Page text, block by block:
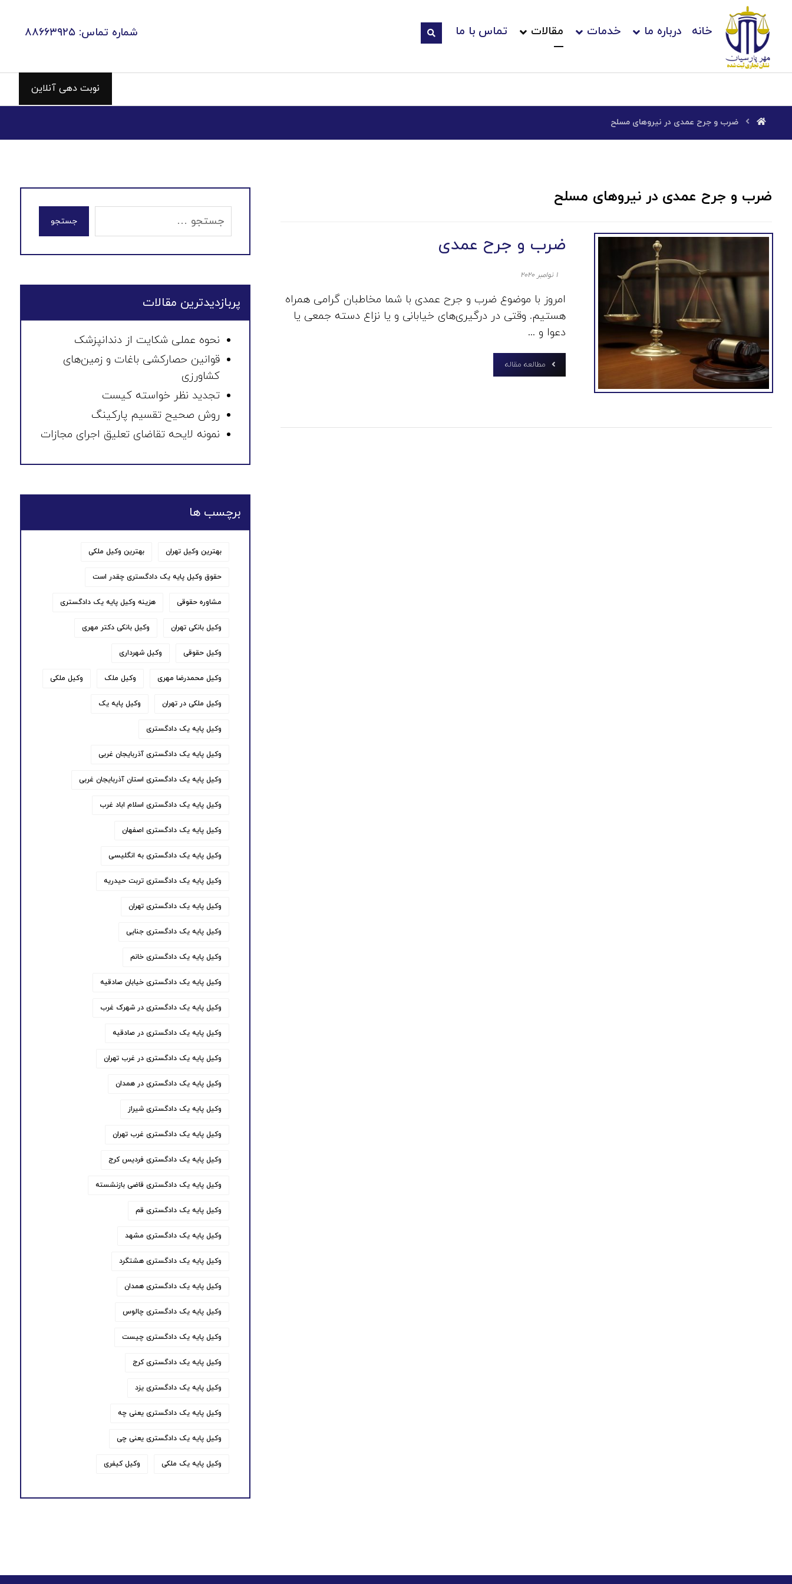
خانه درباره ما خدمات مقالات تماس با ما شماره تماس: ۸۸۶۶۳۹۲۵
نوبت دهی آنلاین
ضرب و جرح عمدی در نیروهای مسلح
ضرب و جرح عمدی در نیروهای مسلح
ضرب و جرح عمدی
۱ نوامبر ۲۰۲۰
امروز با موضوع ضرب و جرح عمدی با شما مخاطبان گرامی همراه
هستیم. وقتی در درگیری‌های خیابانی و یا نزاع دسته جمعی یا
دعوا و ...
مطالعه مقاله
جستجو
پربازدیدترین مقالات
نحوه عملی شکایت از دندانپزشک
قوانین حصارکشی باغات و زمین‌های
کشاورزی
تجدید نظر خواسته کیست
روش صحیح تقسیم پارکینگ
نمونه لایحه تقاضای تعلیق اجرای مجازات
برچسب ها
بهترین وکیل تهران بهترین وکیل ملکی
حقوق وکیل پایه یک دادگستری چقدر است
مشاوره حقوقی هزینه وکیل پایه یک دادگستری
وکیل بانکی تهران وکیل بانکی دکتر مهری
وکیل حقوقی وکیل شهرداری
وکیل محمدرضا مهری وکیل ملک وکیل ملکی
وکیل ملکی در تهران وکیل پایه یک
وکیل پایه یک دادگستری
وکیل پایه یک دادگستری آذربایجان غربی
وکیل پایه یک دادگستری استان آذربایجان غربی
وکیل پایه یک دادگستری اسلام اباد غرب
وکیل پایه یک دادگستری اصفهان
وکیل پایه یک دادگستری به انگلیسی
وکیل پایه یک دادگستری تربت حیدریه
وکیل پایه یک دادگستری تهران
وکیل پایه یک دادگستری جنایی
وکیل پایه یک دادگستری خانم
وکیل پایه یک دادگستری خیابان صادقیه
وکیل پایه یک دادگستری در شهرک غرب
وکیل پایه یک دادگستری در صادقیه
وکیل پایه یک دادگستری در غرب تهران
وکیل پایه یک دادگستری در همدان
وکیل پایه یک دادگستری شیراز
وکیل پایه یک دادگستری غرب تهران
وکیل پایه یک دادگستری فردیس کرج
وکیل پایه یک دادگستری قاضی بازنشسته
وکیل پایه یک دادگستری قم
وکیل پایه یک دادگستری مشهد
وکیل پایه یک دادگستری هشتگرد
وکیل پایه یک دادگستری همدان
وکیل پایه یک دادگستری چالوس
وکیل پایه یک دادگستری چیست
وکیل پایه یک دادگستری کرج
وکیل پایه یک دادگستری یزد
وکیل پایه یک دادگستری یعنی چه
وکیل پایه یک دادگستری یعنی چی
وکیل پایه یک ملکی وکیل کیفری